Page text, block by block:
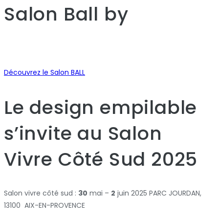
Salon Ball by
Découvrez le Salon BALL
Le design empilable
s’invite au Salon
Vivre Côté Sud 2025
Salon vivre côté sud : 30 mai – 2 juin 2025 PARC JOURDAN,
13100 AIX-EN-PROVENCE